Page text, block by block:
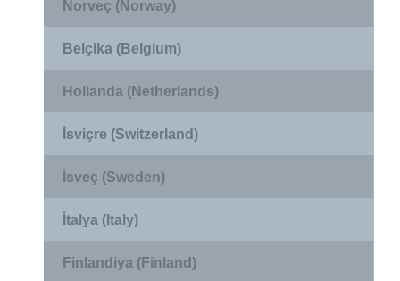
Norveç (Norway)
Belçika (Belgium)
Hollanda (Netherlands)
İsviçre (Switzerland)
İsveç (Sweden)
İtalya (Italy)
Finlandiya (Finland)